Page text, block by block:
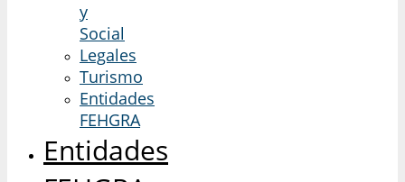
y
Social
Legales
Turismo
Entidades
FEHGRA
Entidades